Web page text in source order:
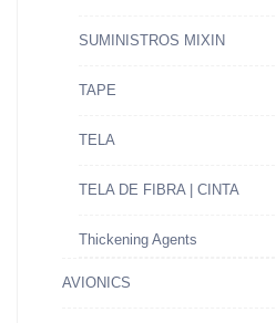
SUMINISTROS MIXIN
TAPE
TELA
TELA DE FIBRA | CINTA
Thickening Agents
AVIONICS